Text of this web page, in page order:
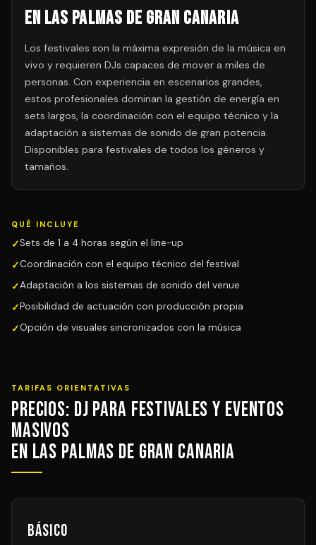
en Las Palmas de Gran Canaria
Los festivales son la máxima expresión de la música en
vivo y requieren DJs capaces de mover a miles de
personas. Con experiencia en escenarios grandes,
estos profesionales dominan la gestión de energía en
sets largos, la coordinación con el equipo técnico y la
adaptación a sistemas de sonido de gran potencia.
Disponibles para festivales de todos los géneros y
tamaños.
QUÉ INCLUYE
Sets de 1 a 4 horas según el line-up
Coordinación con el equipo técnico del festival
Adaptación a los sistemas de sonido del venue
Posibilidad de actuación con producción propia
Opción de visuales sincronizados con la música
TARIFAS ORIENTATIVAS
Precios: DJ para Festivales y Eventos
Masivos
en Las Palmas de Gran Canaria
Básico